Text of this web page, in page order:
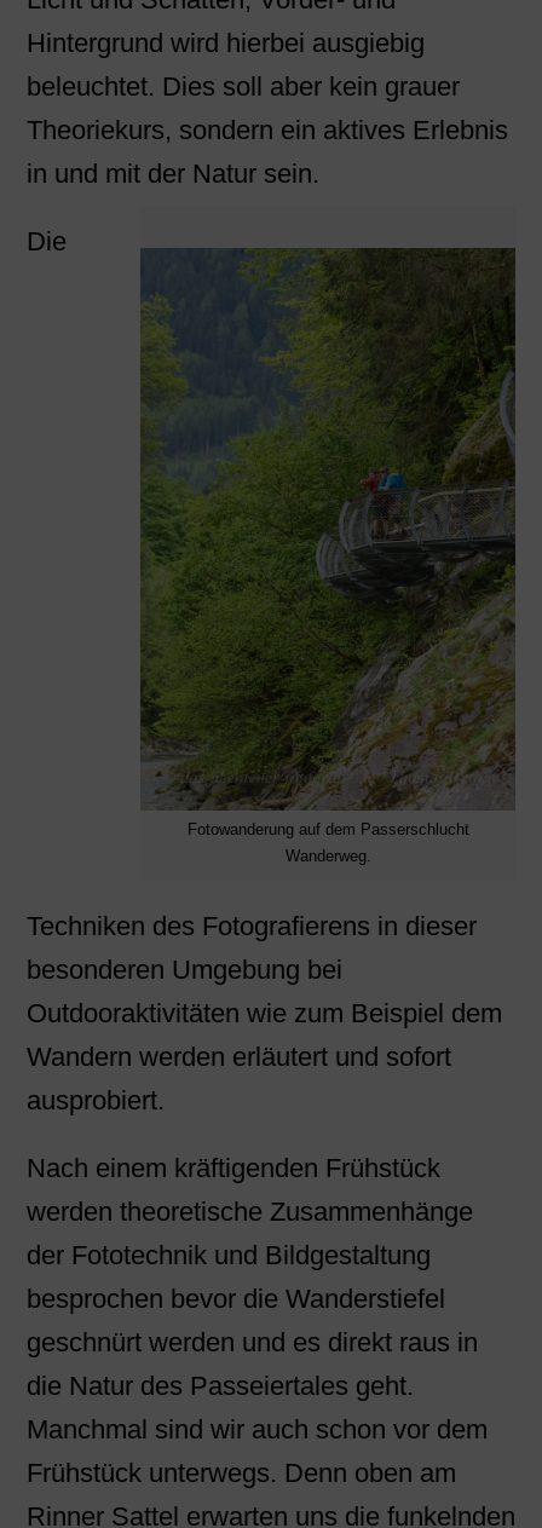
Hintergrund wird hierbei ausgiebig
beleuchtet. Dies soll aber kein grauer
Theoriekurs, sondern ein aktives Erlebnis
in und mit der Natur sein.
Fotowanderung auf dem Passerschlucht
Wanderweg.
Die
Techniken des Fotografierens in dieser
besonderen Umgebung bei
Outdooraktivitäten wie zum Beispiel dem
Wandern werden erläutert und sofort
ausprobiert.
Nach einem kräftigenden Frühstück
werden theoretische Zusammenhänge
der Fototechnik und Bildgestaltung
besprochen bevor die Wanderstiefel
geschnürt werden und es direkt raus in
die Natur des Passeiertales geht.
Manchmal sind wir auch schon vor dem
Frühstück unterwegs. Denn oben am
Rinner Sattel erwarten uns die funkelnden